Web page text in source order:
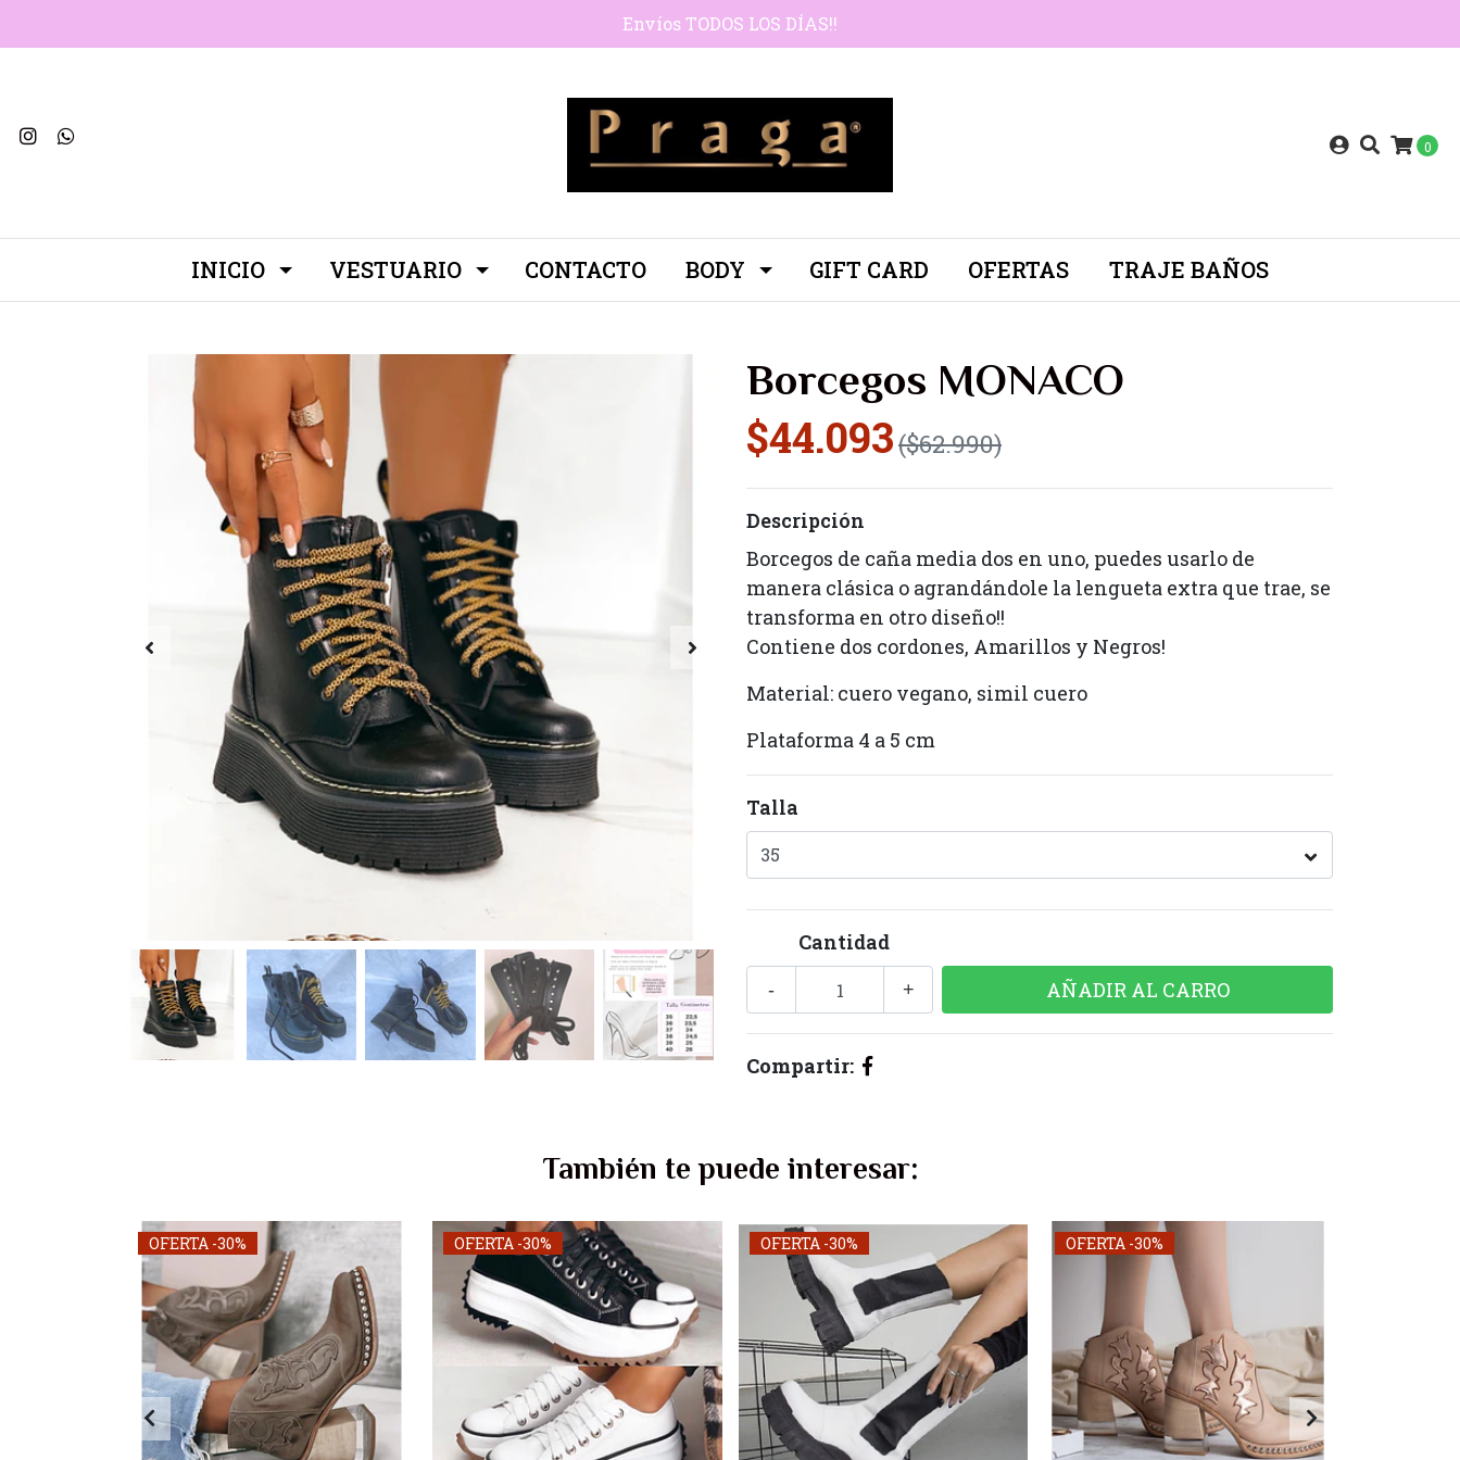
Envíos TODOS LOS DÍAS!!
0
INICIO VESTUARIO CONTACTO BODY GIFT CARD OFERTAS TRAJE BAÑOS
Borcegos MONACO
$44.093($62.990)
Descripción
Borcegos de caña media dos en uno, puedes usarlo de
manera clásica o agrandándole la lengueta extra que trae, se
transforma en otro diseño!!
Contiene dos cordones, Amarillos y Negros!
Material: cuero vegano, simil cuero
Plataforma 4 a 5 cm
Talla
Cantidad
+
-
Compartir:
También te puede interesar:
OFERTA -30% OFERTA -30% OFERTA -30% OFERTA -30%